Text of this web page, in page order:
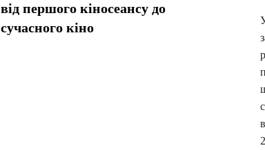
від першого кіносеансу до
сучасного кіно